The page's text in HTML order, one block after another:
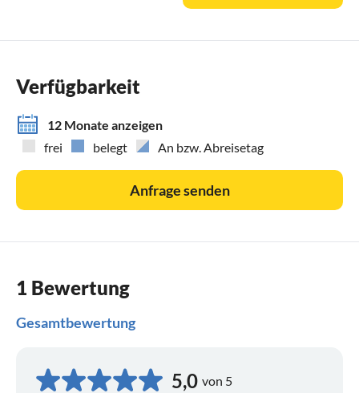
Haben sie noch Fragen ?! rufen sie mich gerne an. 0172
Verfügbarkeit
12 Monate anzeigen
frei
belegt An bzw. Abreisetag
Anfrage senden
1 Bewertung
Gesamtbewertung
5,0 von 5